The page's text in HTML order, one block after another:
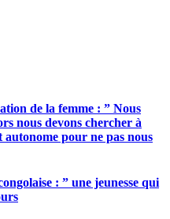
de la femme : ” Nous
nous devons chercher à
pour ne pas nous
: ” une jeunesse qui